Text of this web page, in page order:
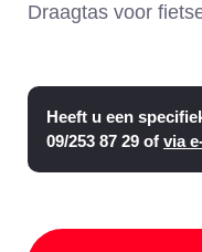
Draagtas voor
Heeft u een
09/253 87 29 of via